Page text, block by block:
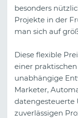
besonders
Projekte in der
man sich auf
Diese flexible
einer
unabhängige
Marketer,
datengesteuerte
zuverlässigen